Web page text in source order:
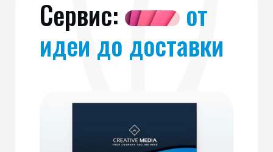
Сервис:
от
идеи до доставки